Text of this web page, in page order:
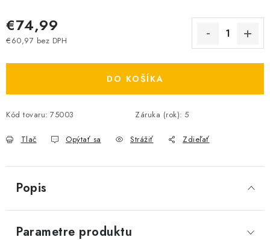
€74,99
€60,97 bez DPH
DO KOŠÍKA
Kód tovaru: 75003 Záruka (rok): 5
Tlač Opýtať sa Strážiť Zdieľať
Popis
Parametre produktu